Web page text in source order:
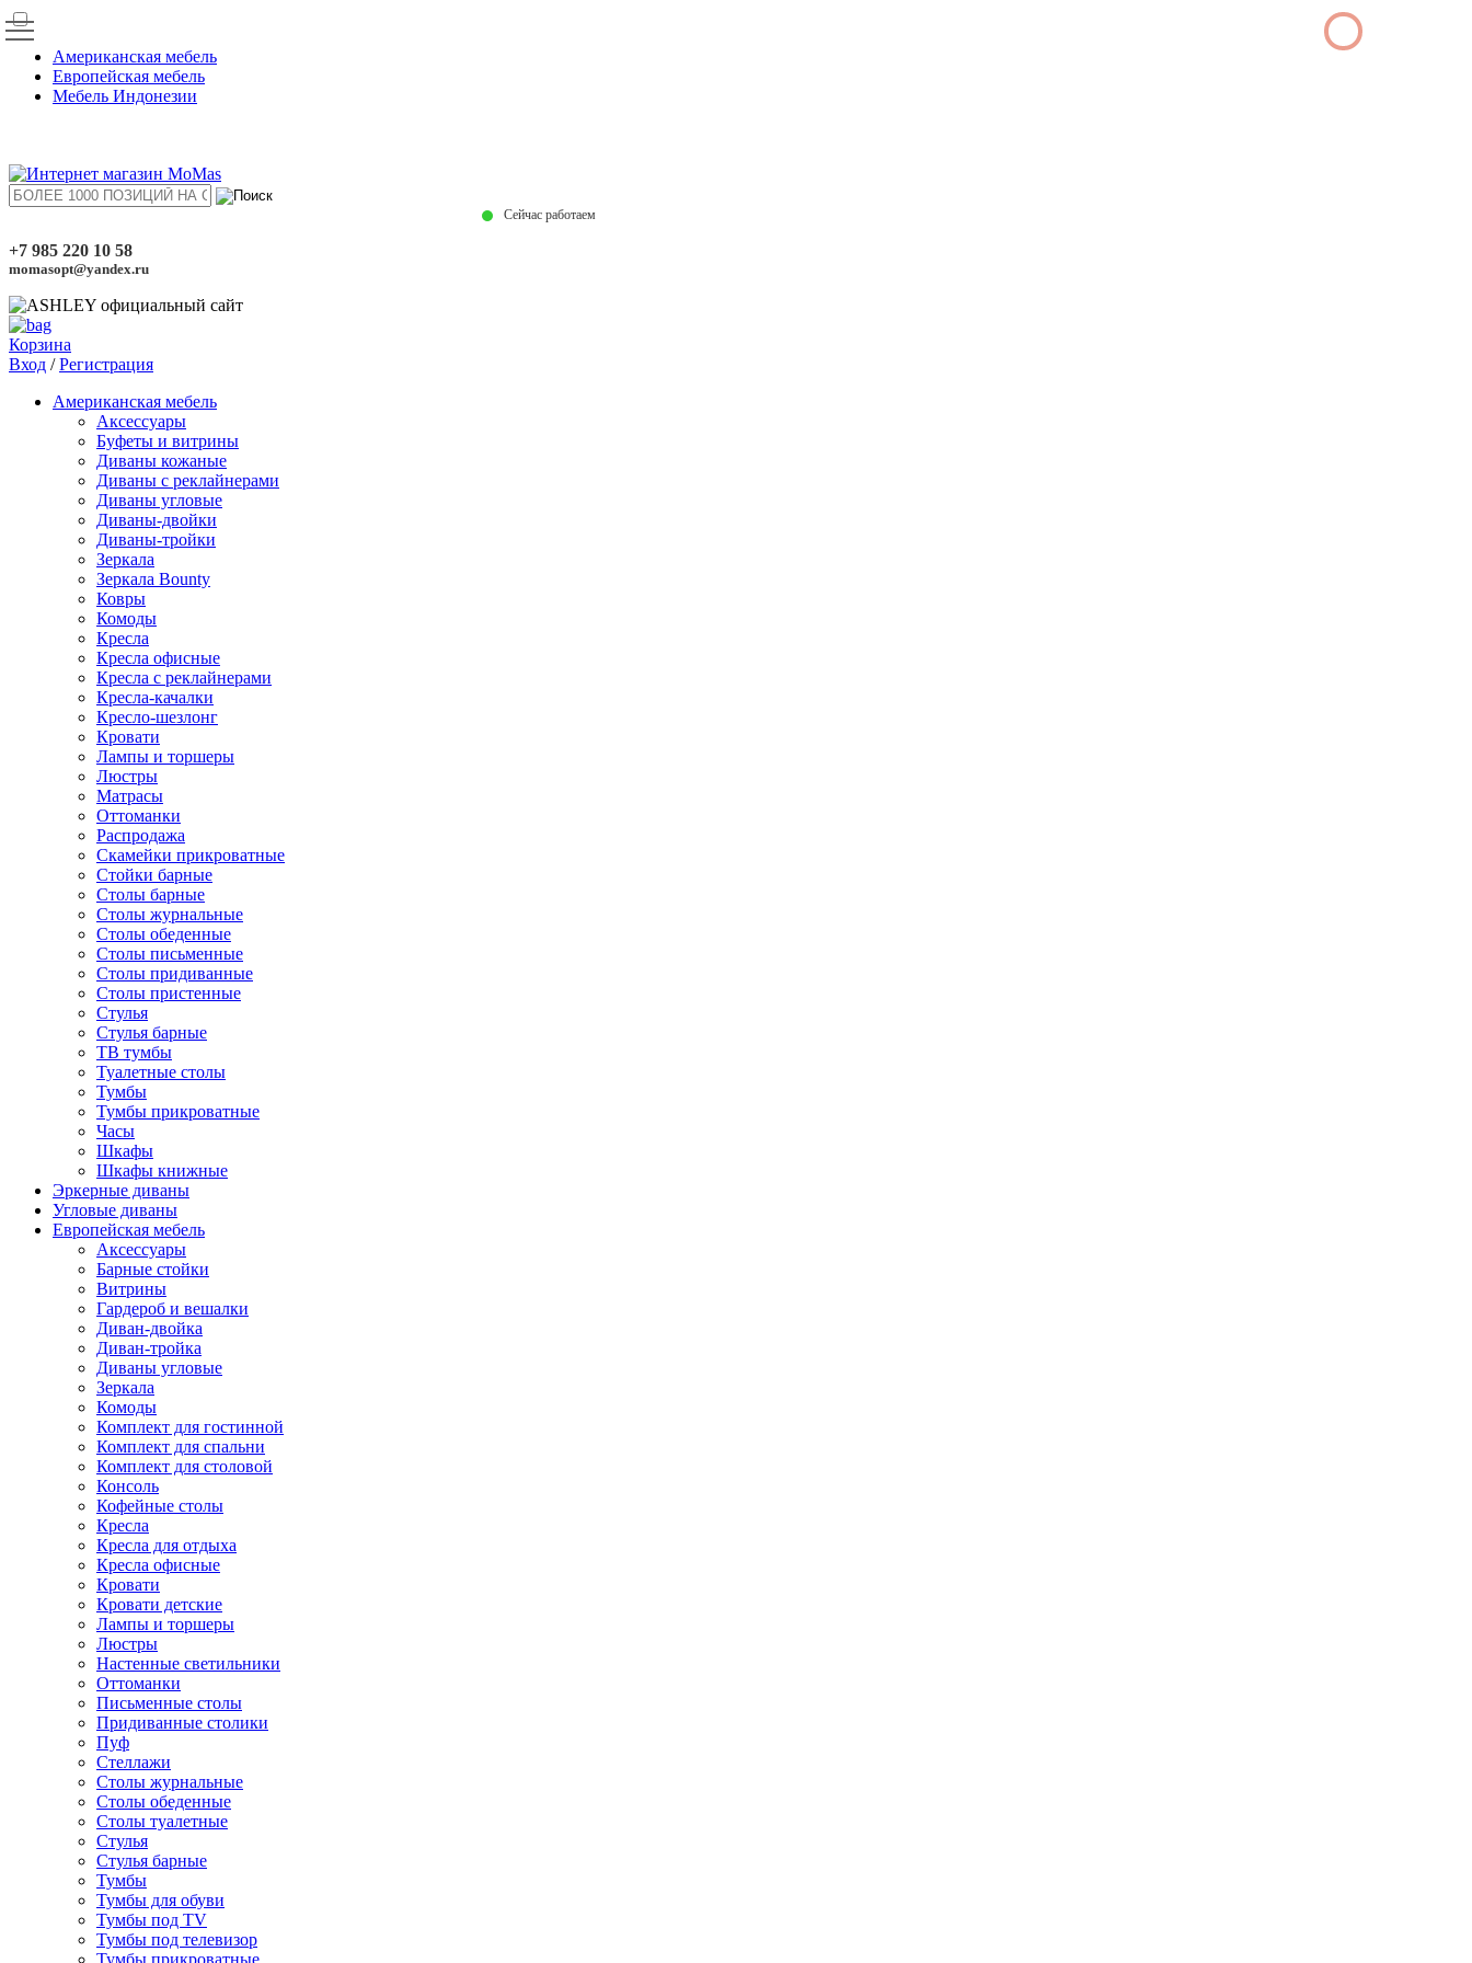
Американская мебель
Европейская мебель
Мебель Индонезии
Сейчас работаем
+7 985 220 10 58
momasopt@yandex.ru
Корзина
Вход /Регистрация
Американская мебель
Аксессуары
Буфеты и витрины
Диваны кожаные
Диваны с реклайнерами
Диваны угловые
Диваны-двойки
Диваны-тройки
Зеркала
Зеркала Bounty
Ковры
Комоды
Кресла
Кресла офисные
Кресла с реклайнерами
Кресла-качалки
Кресло-шезлонг
Кровати
Лампы и торшеры
Люстры
Матрасы
Оттоманки
Распродажа
Скамейки прикроватные
Стойки барные
Столы барные
Столы журнальные
Столы обеденные
Столы письменные
Столы придиванные
Столы пристенные
Стулья
Стулья барные
ТВ тумбы
Туалетные столы
Тумбы
Тумбы прикроватные
Часы
Шкафы
Шкафы книжные
Эркерные диваны
Угловые диваны
Европейская мебель
Аксессуары
Барные стойки
Витрины
Гардероб и вешалки
Диван-двойка
Диван-тройка
Диваны угловые
Зеркала
Комоды
Комплект для гостинной
Комплект для спальни
Комплект для столовой
Консоль
Кофейные столы
Кресла
Кресла для отдыха
Кресла офисные
Кровати
Кровати детские
Лампы и торшеры
Люстры
Настенные светильники
Оттоманки
Письменные столы
Придиванные столики
Пуф
Стеллажи
Столы журнальные
Столы обеденные
Столы туалетные
Стулья
Стулья барные
Тумбы
Тумбы для обуви
Тумбы под TV
Тумбы под телевизор
Тумбы прикроватные